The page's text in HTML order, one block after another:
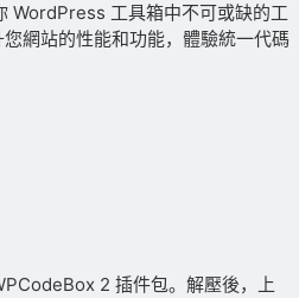
WordPress 工具箱中不可或缺的工
網站的性能和功能，體驗統一代碼
2 插件包。解壓後，上